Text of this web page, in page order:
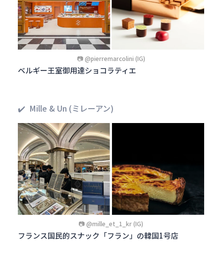
📷 @pierremarcolini (IG)
ベルギー王室御用達ショコラティエ
✔️ Mille & Un (ミレーアン)
📷 @mille_et_1_kr (IG)
フランス国民的スナック「フラン」の韓国1号店